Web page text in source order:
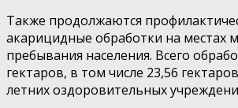
Также продолжаются
акарицидные обработки на местах
пребывания населения. Всего
гектаров, в том числе 23,56
летних оздоровительных